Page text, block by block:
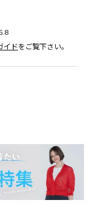
イドをご覧下さい。